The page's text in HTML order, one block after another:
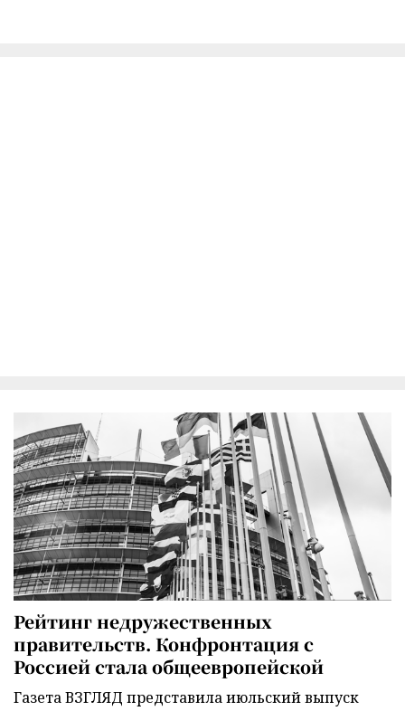
Рейтинг недружественных
правительств. Конфронтация с
Россией стала общеевропейской
Газета ВЗГЛЯД представила июльский выпуск